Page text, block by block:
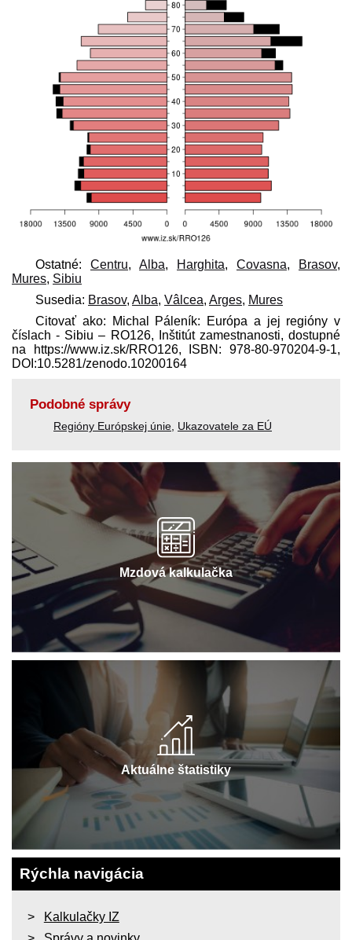
Ostatné: Centru, Alba, Harghita, Covasna, Brasov,
Mures, Sibiu
Susedia: Brasov, Alba, Vâlcea, Arges, Mures
Citovať ako: Michal Páleník: Európa a jej regióny v
číslach - Sibiu – RO126, Inštitút zamestnanosti, dostupné
na https://www.iz.sk/​RRO126, ISBN: 978-80-970204-9-1,
DOI:10.5281/zenodo.10200164
Podobné správy
Regióny Európskej únie Ukazovatele za EÚ
Mzdová kalkulačka
Aktuálne štatistiky
Rýchla navigácia
Kalkulačky IZ